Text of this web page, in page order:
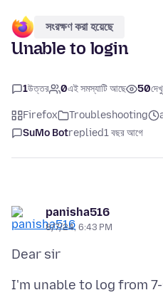
সংরক্ষণ করা হয়েছে
Unable to login
1উত্তর 0এই সমস্যাটি আছে 50
Firefox Troubleshooting
SuMo Botreplied1 বছর আগে
panisha516
8/7/24, 6:43 PM
I'm unable to log from